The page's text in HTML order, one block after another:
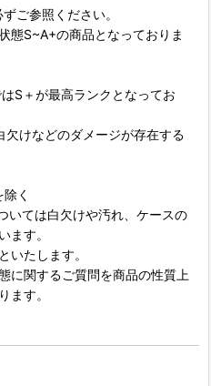
ずご参照ください。
態S~A+の商品となっておりま
S＋が最高ランクとなってお
けなどのダメージが存在する
く
いては白欠けや汚れ、ケースの
ます。
いたします。
に関するご質問を商品の性質上
ます。